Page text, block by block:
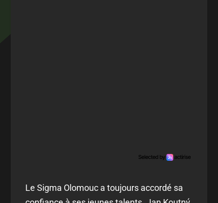
Le Sigma Olomouc a toujours accordé sa